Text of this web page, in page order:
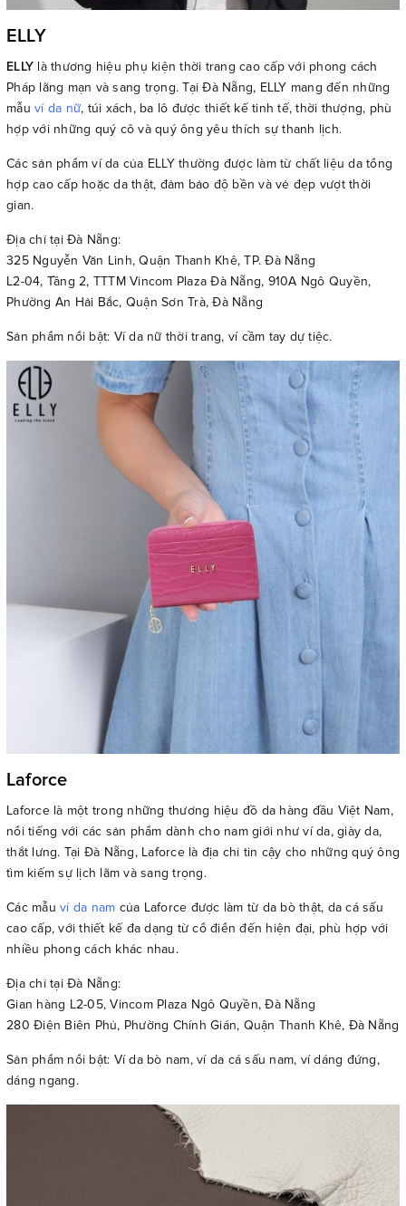
ELLY
ELLY là thương hiệu phụ kiện thời trang cao cấp với phong cách
Pháp lãng mạn và sang trọng. Tại Đà Nẵng, ELLY mang đến những
mẫu ví da nữ, túi xách, ba lô được thiết kế tinh tế, thời thượng, phù
hợp với những quý cô và quý ông yêu thích sự thanh lịch.
Các sản phẩm ví da của ELLY thường được làm từ chất liệu da tổng
hợp cao cấp hoặc da thật, đảm bảo độ bền và vẻ đẹp vượt thời
gian.
Địa chỉ tại Đà Nẵng:
325 Nguyễn Văn Linh, Quận Thanh Khê, TP. Đà Nẵng
L2-04, Tầng 2, TTTM Vincom Plaza Đà Nẵng, 910A Ngô Quyền,
Phường An Hải Bắc, Quận Sơn Trà, Đà Nẵng
Sản phẩm nổi bật: Ví da nữ thời trang, ví cầm tay dự tiệc.
Laforce
Laforce là một trong những thương hiệu đồ da hàng đầu Việt Nam,
nổi tiếng với các sản phẩm dành cho nam giới như ví da, giày da,
thắt lưng. Tại Đà Nẵng, Laforce là địa chỉ tin cậy cho những quý ông
tìm kiếm sự lịch lãm và sang trọng.
Các mẫu ví da nam của Laforce được làm từ da bò thật, da cá sấu
cao cấp, với thiết kế đa dạng từ cổ điển đến hiện đại, phù hợp với
nhiều phong cách khác nhau.
Địa chỉ tại Đà Nẵng:
Gian hàng L2-05, Vincom Plaza Ngô Quyền, Đà Nẵng
280 Điện Biên Phủ, Phường Chính Gián, Quận Thanh Khê, Đà Nẵng
Sản phẩm nổi bật: Ví da bò nam, ví da cá sấu nam, ví dáng đứng,
dáng ngang.